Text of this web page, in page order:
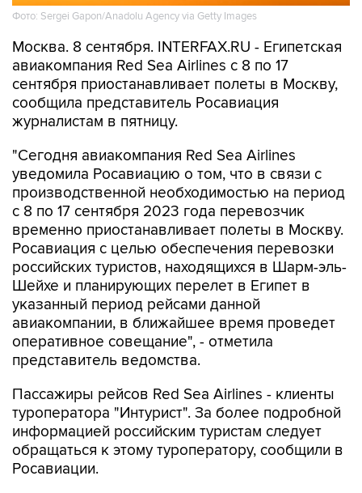
Фото: Sergei Gapon/Anadolu Agency via Getty Images
Москва. 8 сентября. INTERFAX.RU - Египетская
авиакомпания Red Sea Airlines с 8 по 17
сентября приостанавливает полеты в Москву,
сообщила представитель Росавиация
журналистам в пятницу.
"Сегодня авиакомпания Red Sea Airlines
уведомила Росавиацию о том, что в связи с
производственной необходимостью на период
с 8 по 17 сентября 2023 года перевозчик
временно приостанавливает полеты в Москву.
Росавиация с целью обеспечения перевозки
российских туристов, находящихся в Шарм-эль-
Шейхе и планирующих перелет в Египет в
указанный период рейсами данной
авиакомпании, в ближайшее время проведет
оперативное совещание", - отметила
представитель ведомства.
Пассажиры рейсов Red Sea Airlines - клиенты
туроператора "Интурист". За более подробной
информацией российским туристам следует
обращаться к этому туроператору, сообщили в
Росавиации.